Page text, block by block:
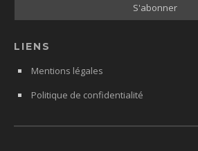
LIENS
Mentions légales
Politique de confidentialité